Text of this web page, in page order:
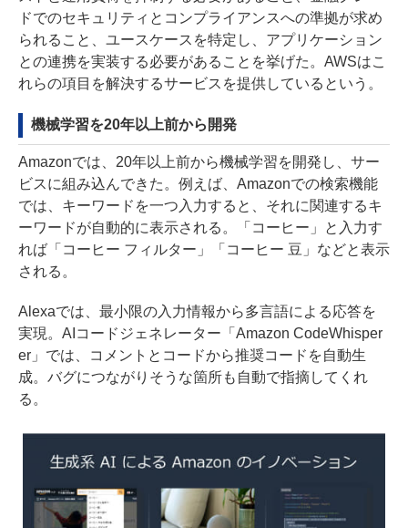
ドでのセキュリティとコンプライアンスへの準拠が求め
られること、ユースケースを特定し、アプリケーション
との連携を実装する必要があることを挙げた。AWSはこ
れらの項目を解決するサービスを提供しているという。
機械学習を20年以上前から開発
Amazonでは、20年以上前から機械学習を開発し、サー
ビスに組み込んできた。例えば、Amazonでの検索機能
では、キーワードを一つ入力すると、それに関連するキ
ーワードが自動的に表示される。「コーヒー」と入力す
れば「コーヒー フィルター」「コーヒー 豆」などと表示
される。
Alexaでは、最小限の入力情報から多言語による応答を
実現。AIコードジェネレーター「Amazon CodeWhisper
er」では、コメントとコードから推奨コードを自動生
成。バグにつながりそうな箇所も自動で指摘してくれ
る。